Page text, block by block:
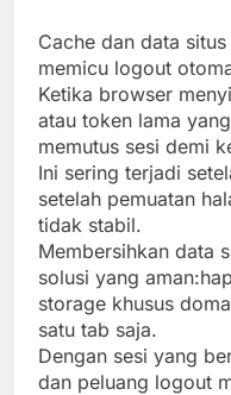
Cache dan data
memicu logout
Ketika browser
atau token lama
memutus sesi demi
Ini sering terjadi
setelah pemuatan
tidak stabil.
Membersihkan data
solusi yang
storage khusus
satu tab saja.
Dengan sesi yang
dan peluang logout